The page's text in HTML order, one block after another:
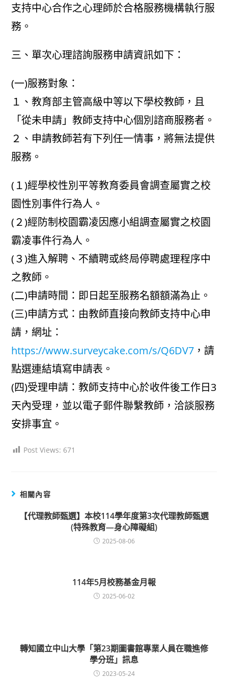
支持中心合作之心理師於合格服務機構執行服
務。
三、單次心理諮詢服務申請資訊如下：
(一)服務對象：
１、教育部主管高級中等以下學校教師，且
「從未申請」教師支持中心個別諮商服務者。
２、申請教師若有下列任一情事，將無法提供
服務。
(１)經學校性別平等教育委員會調查屬實之校
園性別事件行為人。
(２)經防制校園霸凌因應小組調查屬實之校園
霸凌事件行為人。
(３)進入解聘、不續聘或終局停聘處理程序中
之教師。
(二)申請時間：即日起至服務名額額滿為止。
(三)申請方式：由教師直接向教師支持中心申
請，網址：
https://www.surveycake.com/s/Q6DV7 ，請
點選連結填寫申請表。
(四)受理申請：教師支持中心於收件後工作日3
天內受理，並以電子郵件聯繫教師，洽談服務
安排事宜。
Post Views: 671
相關內容
【代理教師甄選】本校114學年度第3次代理教師甄選
(特殊教育—身心障礙組)
2025-08-06
114年5月校務基金月報
2025-06-02
轉知國立中山大學「第23期圖書館專業人員在職進修
學分班」訊息
2023-05-24